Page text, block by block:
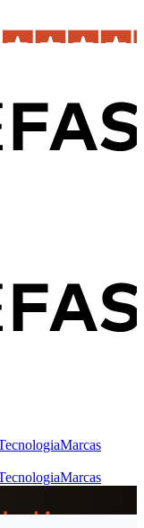
Marcas
Marcas